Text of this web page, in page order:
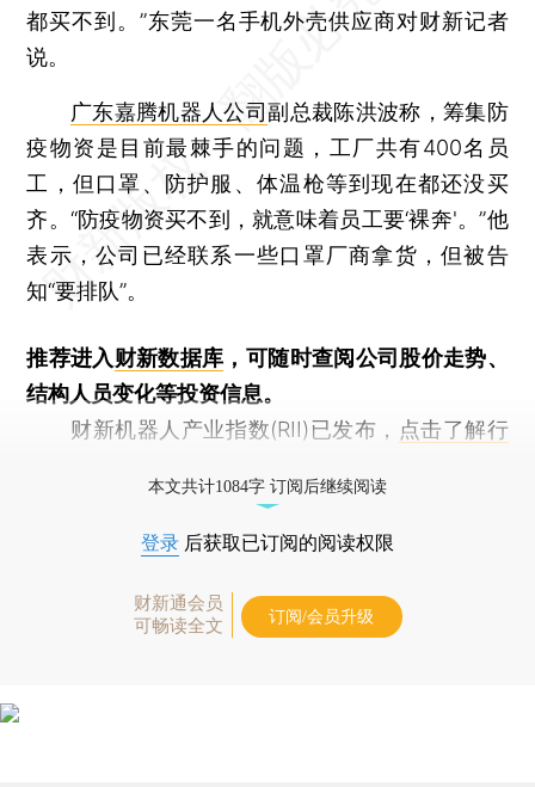
都买不到。”东莞一名手机外壳供应商对财新记者
说。
广东嘉腾机器人公司副总裁陈洪波称，筹集防
疫物资是目前最棘手的问题，工厂共有400名员
工，但口罩、防护服、体温枪等到现在都还没买
齐。“防疫物资买不到，就意味着员工要‘裸奔'。”他
表示，公司已经联系一些口罩厂商拿货，但被告
知“要排队”。
推荐进入财新数据库 ，可随时查阅公司股价走势、
结构人员变化等投资信息。
财新机器人产业指数(RII)已发布， 点击了解行
本文共计1084字 订阅后继续阅读
登录 后获取已订阅的阅读权限
财新通会员
可畅读全文
订阅/会员升级